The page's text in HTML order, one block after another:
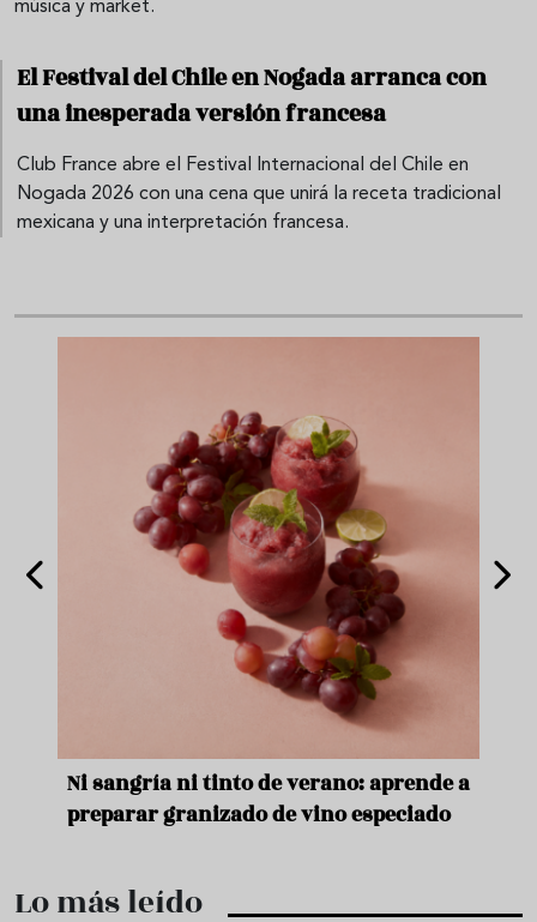
música y market.
El Festival del Chile en Nogada arranca con
una inesperada versión francesa
Club France abre el Festival Internacional del Chile en
Nogada 2026 con una cena que unirá la receta tradicional
mexicana y una interpretación francesa.
Ni sangría ni tinto de verano: aprende a
preparar granizado de vino especiado
Lo más leído